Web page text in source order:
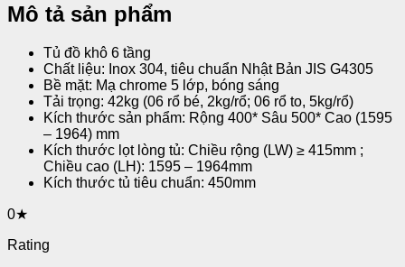
Mô tả sản phẩm
Tủ đồ khô 6 tầng
Chất liệu: Inox 304, tiêu chuẩn Nhật Bản JIS G4305
Bề mặt: Mạ chrome 5 lớp, bóng sáng
Tải trọng: 42kg (06 rổ bé, 2kg/rổ; 06 rổ to, 5kg/rổ)
Kích thước sản phẩm: Rộng 400* Sâu 500* Cao (1595
– 1964) mm
Kích thước lọt lòng tủ: Chiều rộng (LW) ≥ 415mm ;
Chiều cao (LH): 1595 – 1964mm
Kích thước tủ tiêu chuẩn: 450mm
0★
Rating